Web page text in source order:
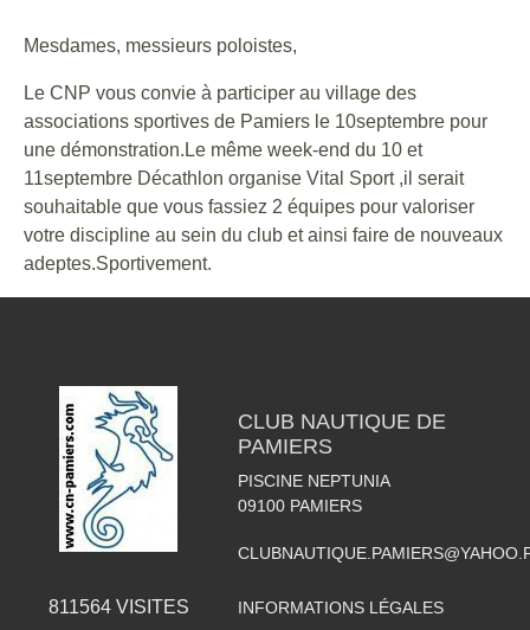
Mesdames, messieurs poloistes,
Le CNP vous convie à participer au village des
associations sportives de Pamiers le 10septembre pour
une démonstration.Le même week-end du 10 et
11septembre Décathlon organise Vital Sport ,il serait
souhaitable que vous fassiez 2 équipes pour valoriser
votre discipline au sein du club et ainsi faire de nouveaux
adeptes.Sportivement.
811564VISITES
CLUB NAUTIQUE DE
PAMIERS
PISCINE NEPTUNIA
09100 PAMIERS
INFORMATIONS LÉGALES